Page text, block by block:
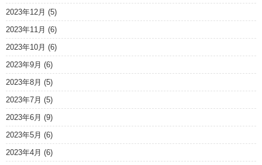
2023年12月 (5)
2023年11月 (6)
2023年10月 (6)
2023年9月 (6)
2023年8月 (5)
2023年7月 (5)
2023年6月 (9)
2023年5月 (6)
2023年4月 (6)